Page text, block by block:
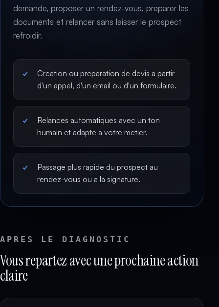
demande, proposer un rendez-vous, preparer les
documents et relancer sans laisser le prospect
refroidir.
Creation ou preparation de devis a partir
d'un appel, d'un email ou d'un formulaire.
Relances automatiques avec un ton
humain et adapte a votre metier.
Passage plus rapide du prospect au
rendez-vous ou a la signature.
APRES LE DIAGNOSTIC
Vous repartez avec une prochaine action
claire